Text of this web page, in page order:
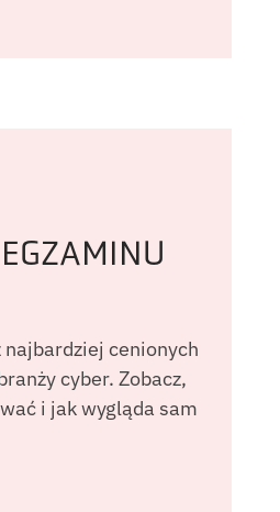
najbardziej cenionych
cyber. Zobacz,
i jak wygląda sam